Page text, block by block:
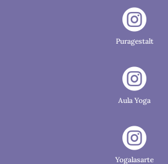

Puragestalt

Aula Yoga

Yogalasarte